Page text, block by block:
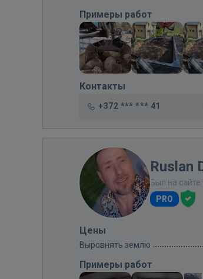
Примеры работ
Контакты
+372 *** *** 41
Ruslan
Был на
PRO
Цены
Выровнять землю
Примеры работ